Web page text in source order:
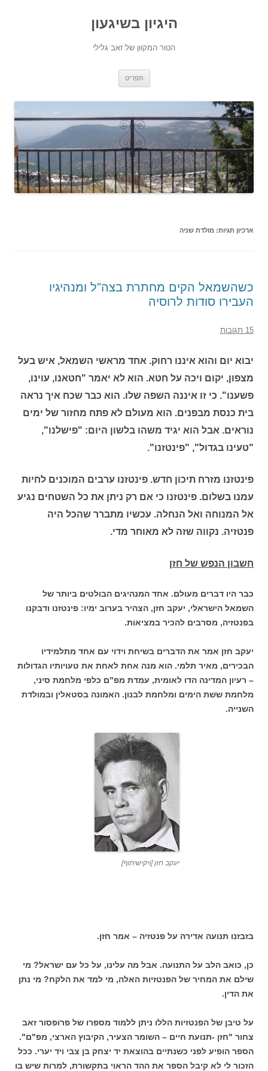
היגיון בשיגעון
הטור המקוון של זאב גלילי
תפריט
ארכיון תגיות: מולדת שניה
כשהשמאל הקים מחתרת בצה"ל ומנהיגיו
העבירו סודות לרוסיה
15 תגובות
יבוא יום והוא איננו רחוק. אחד מראשי השמאל, איש בעל
מצפון, יקום ויכה על חטא. הוא לא יאמר "חטאנו, עוינו,
פשענו". כי זו איננה השפה שלו. הוא כבר שכח איך נראה
בית כנסת מבפנים. הוא מעולם לא פתח מחזור של ימים
נוראים. אבל הוא יגיד משהו בלשון היום: "פישלנו",
"טעינו בגדול", "פינטזנו".
פינטזנו מזרח תיכון חדש. פינטזנו ערבים המוכנים לחיות
עמנו בשלום. פינטזנו כי אם רק ניתן את כל השטחים נגיע
אל המנוחה ואל הנחלה. עכשיו מתברר שהכל היה
פנטזיה. נקווה שזה לא מאוחר מדי.
חשבון הנפש של חזן
כבר היו דברים מעולם. אחד המנהיגים הבולטים ביותר של
השמאל הישראלי, יעקב חזן, הצהיר בערוב ימיו: פינטזנו ודבקנו
בפנטזיה, מסרבים להכיר במציאות.
יעקב חזן אמר את הדברים בשיחת וידוי עם אחד מתלמידיו
הבכירים, מאיר תלמי. הוא מנה אחת לאחת את טעויותיו הגדולות
– רעיון המדינה הדו לאומית, עמדת מפ"ם כלפי מלחמת סיני,
מלחמת ששת הימים ומלחמת לבנון. האמונה בסטאלין ובמולדת
השנייה.
יעקב חזן [ויקישיתוף]
בזבזנו תנועה אדירה על פנטזיה – אמר חזן.
כן, כואב הלב על התנועה. אבל מה עלינו, על כל עם ישראל? מי
שילם את המחיר של הפנטזיות האלה, מי למד את הלקח? מי נתן
את הדין.
על טיבן של הפנטזיות הללו ניתן ללמוד מספרו של פרופסור זאב
צחור "חזן -תנועת חיים – השומר הצעיר, הקיבוץ הארצי, מפ"ם".
הספר הופיע לפני כשנתיים בהוצאת יד יצחק בן צבי ויד יערי. ככל
הזכור לי לא קיבל הספר את ההד הראוי בתקשורת, למרות שיש בו